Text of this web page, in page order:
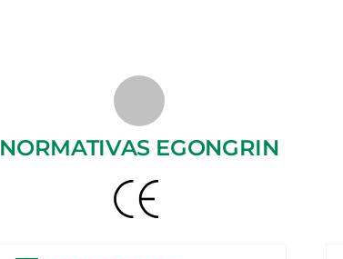
NORMATIVAS EGONGRIN